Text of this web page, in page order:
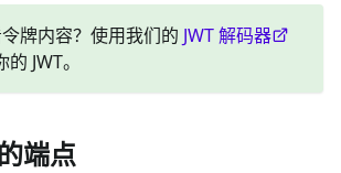
牌内容？使用我们的 JWT 解码器
JWT。
端点